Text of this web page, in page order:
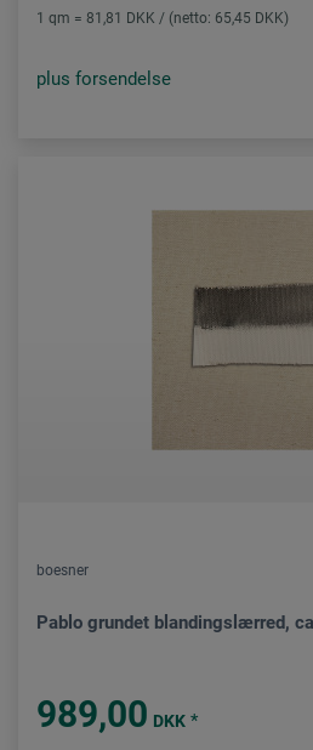
1 qm = 81,81 DKK / (netto: 65,45 DKK)
plus forsendelse
boesner
Pablo grundet blandingslærred,
989,00 DKK *